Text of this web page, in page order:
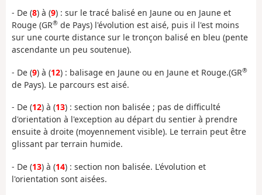
- De (8) à (9) : sur le tracé balisé en Jaune ou en Jaune et
Rouge (GR® de Pays) l'évolution est aisé, puis il l'est moins
sur une courte distance sur le tronçon balisé en bleu (pente
ascendante un peu soutenue).
- De (9) à (12) : balisage en Jaune ou en Jaune et Rouge.(GR®
de Pays). Le parcours est aisé.
- De (12) à (13) : section non balisée ; pas de difficulté
d'orientation à l'exception au départ du sentier à prendre
ensuite à droite (moyennement visible). Le terrain peut être
glissant par terrain humide.
- De (13) à (14) : section non balisée. L'évolution et
l'orientation sont aisées.